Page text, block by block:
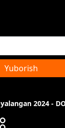
Yuborish
2024 -